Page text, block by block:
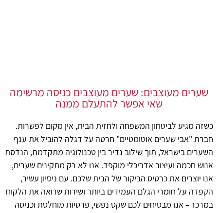
שערים מעוצבים: שערים מעוצבים כניסה מרשימה
שאי אפשר להתעלם ממנה
כשזה מגיע לביטחון המשפחה ולחזית הבית, אין מקום לפשרות.
חברת "אבי שערים אוטומטיים" חרטה על דגלה להוביל את ענף
השערים בישראל, תוך שילוב נדיר בין טכנולוגיה מתקדמת, הנדסת
אנוש חכמה ועיצוב אדריכלי מוקפד. אנו לא רק מתקינים שערים,
אנו יוצרים את כרטיס הביקור של הבית שלכם. עם ניסיון עשיר,
הקפדה על חומרי הגלם העמידים ביותר ושירות שרואה את הלקוח
במרכז – אנו מבטיחים לכם שקט נפשי, פרטיות מוחלטת וכניסה